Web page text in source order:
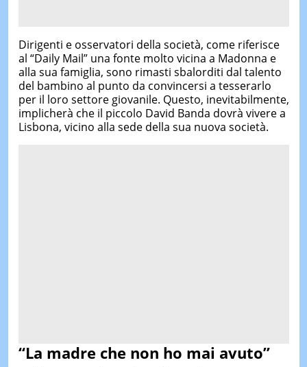
Dirigenti e osservatori della società, come riferisce
al “Daily Mail” una fonte molto vicina a Madonna e
alla sua famiglia, sono rimasti sbalorditi dal talento
del bambino al punto da convincersi a tesserarlo
per il loro settore giovanile. Questo, inevitabilmente,
implicherà che il piccolo David Banda dovrà vivere a
Lisbona, vicino alla sede della sua nuova società.
“La madre che non ho mai avuto”